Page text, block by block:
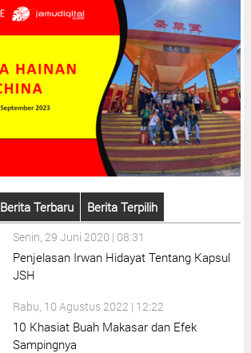
Berita Terbaru Berita Terpilih
Senin, 29 Juni 2020 | 08:31
Penjelasan Irwan Hidayat Tentang Kapsul
JSH
Rabu, 10 Agustus 2022 | 12:22
10 Khasiat Buah Makasar dan Efek
Sampingnya